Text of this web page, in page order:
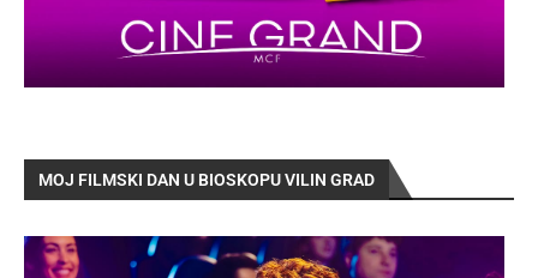
MOJ FILMSKI DAN U BIOSKOPU VILIN GRAD